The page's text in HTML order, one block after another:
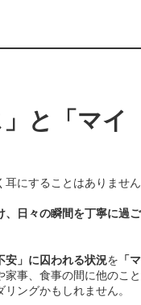
と「マイ
耳にすることはありません
、日々の瞬間を丁寧に過ご
安」に囚われる状況を 「マ
家事、食事の間に他のこと
ングかもしれません。